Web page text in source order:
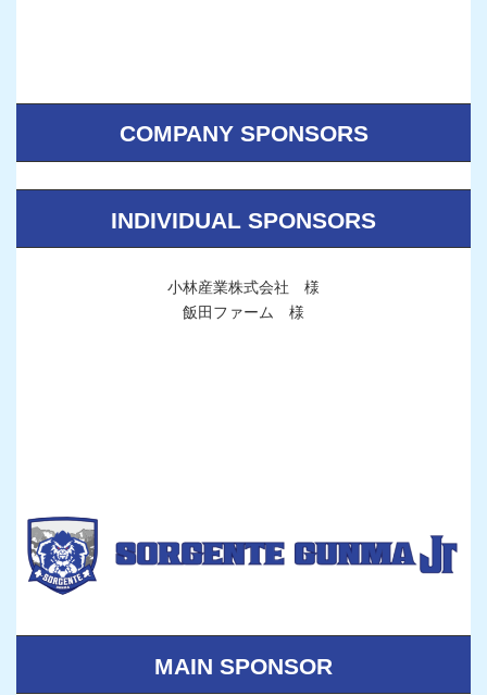
COMPANY SPONSORS
INDIVIDUAL SPONSORS
小林産業株式会社 様
飯田ファーム 様
MAIN SPONSOR